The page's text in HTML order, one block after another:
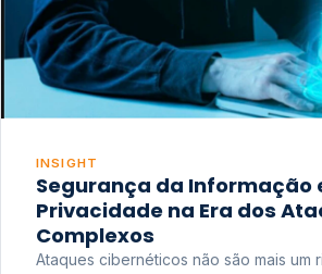
INSIGHT
Segurança da Informação
Privacidade na Era dos
Complexos
Ataques cibernéticos não são mais um